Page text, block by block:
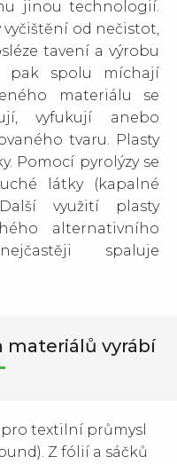
jinou technologií.
od nečistot,
tavení a výrobu
pak spolu míchají
materiálu se
vyfukují anebo
tvaru. Plasty
Pomocí pyrolýzy se
látky (kapalné
využití plasty
alternativního
spaluje
materiálů vyrábí
pro textilní průmysl
Z fólií a sáčků